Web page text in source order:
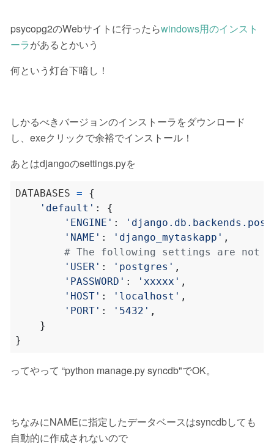
psycopg2のWebサイトに行ったらwindows用のインスト
ーラがあるとかいう
何という灯台下暗し！
しかるべきバージョンのインストーラをダウンロード
し、exeクリックで余裕でインストール！
あとはdjangoのsettings.pyを
DATABASES =
{
'default' :
{
'ENGINE' :
'NAME' : 'django_mytaskapp' ,
# The following settings are not
'USER' : 'postgres' ,
'PASSWORD' : 'xxxxx' ,
'HOST' : 'localhost' ,
'PORT' : '5432' ,
}
}
ってやって “python manage.py syncdb"でOK。
ちなみにNAMEに指定したデータベースはsyncdbしても
自動的に作成されないので